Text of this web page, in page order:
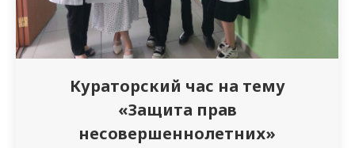
Кураторский час на тему
«Защита прав
несовершеннолетних»